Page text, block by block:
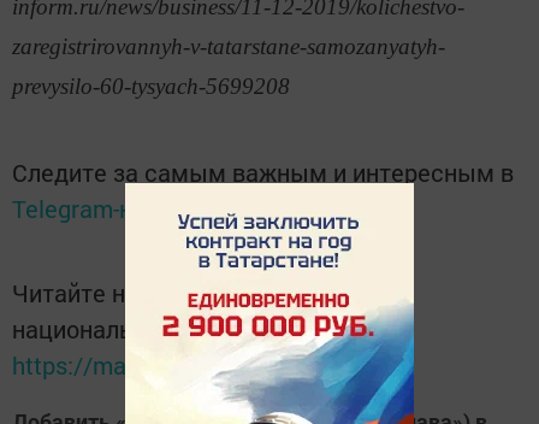
inform.ru/news/business/11-12-2019/kolichestvo-
zaregistrirovannyh-v-tatarstane-samozanyatyh-
prevysilo-60-tysyach-5699208
Следите за самым важным и интересным в
Telegram-канале
Татмедиа
Читайте новости Татарстана в
национальном мессенджере MАХ:
https://max.ru/tatmedia